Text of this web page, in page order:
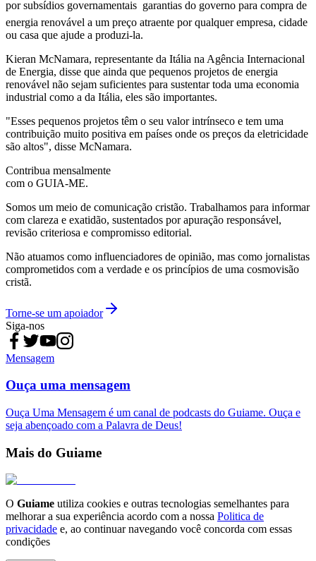
por subsídios governamentais  garantias do governo para compra de
energia renovável a um preço atraente por qualquer empresa, cidade
ou casa que ajude a produzi-la.
Kieran McNamara, representante da Itália na Agência Internacional
de Energia, disse que ainda que pequenos projetos de energia
renovável não sejam suficientes para sustentar toda uma economia
industrial como a da Itália, eles são importantes.
"Esses pequenos projetos têm o seu valor intrínseco e tem uma
contribuição muito positiva em países onde os preços da eletricidade
são altos", disse McNamara.
Contribua mensalmente
com o GUIA-ME.
Somos um meio de comunicação cristão. Trabalhamos para informar
com clareza e exatidão, sustentados por apuração responsável,
revisão criteriosa e compromisso editorial.
Não atuamos como influenciadores de opinião, mas como jornalistas
comprometidos com a verdade e os princípios de uma cosmovisão
cristã.
Torne-se um apoiador
Siga-nos
Mensagem
Ouça uma mensagem
Ouça Uma Mensagem é um canal de podcasts do Guiame. Ouça e
seja abençoado com a Palavra de Deus!
Mais do Guiame
O Guiame utiliza cookies e outras tecnologias semelhantes para
melhorar a sua experiência acordo com a nossa Politica de
privacidade e, ao continuar navegando você concorda com essas
condições